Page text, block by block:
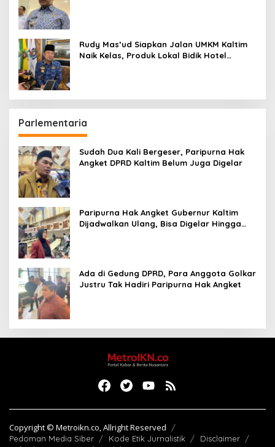
Rudy Mas’ud Siapkan Jalan UMKM Kaltim
Naik Kelas, Produk Lokal Bidik Hotel
Parlementaria
Sudah Dua Kali Bergeser, Paripurna Hak
Angket DPRD Kaltim Belum Juga Digelar
Paripurna Hak Angket Gubernur Kaltim
Dijadwalkan Ulang, Bisa Digelar Hingga
Ada di Gedung DPRD, Para Anggota Golkar
Justru Tak Hadiri Paripurna Hak Angket
Copyright © Metroikn.co, Allright Reserved
Pedoman Media Siber Kode Etik Jurnalistik
Disclaimer